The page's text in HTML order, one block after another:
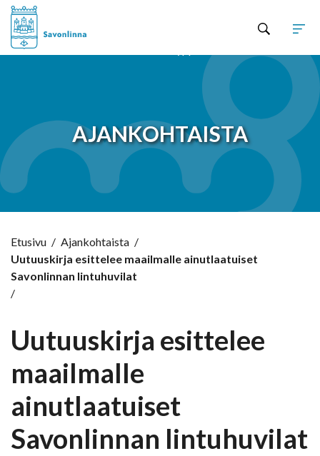
AJANKOHTAISTA
Etusivu / Ajankohtaista /
Uutuuskirja esittelee maailmalle ainutlaatuiset
Savonlinnan lintuhuvilat
/
Uutuuskirja esittelee
maailmalle
ainutlaatuiset
Savonlinnan lintuhuvilat